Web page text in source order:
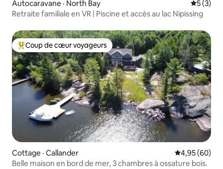
Autocaravane · North Bay Note
5 (3)
Retraite familiale en VR | Piscine et accès au lac Nipissing
Coup de cœur voyageurs parmi les plus aimés
Coup de cœur voyageurs
Cottage · Callander Note
4,95 (60)
Belle maison en bord de mer, 3 chambres à ossature bois.